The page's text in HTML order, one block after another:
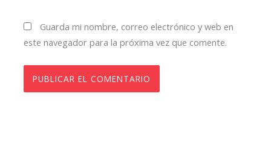
Guarda mi nombre, correo electrónico y web en
este navegador para la próxima vez que comente.